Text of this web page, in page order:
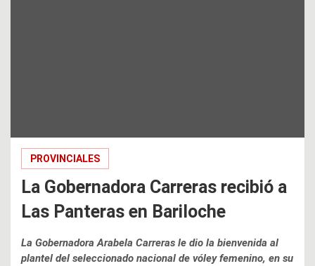
PROVINCIALES
La Gobernadora Carreras recibió a
Las Panteras en Bariloche
La Gobernadora Arabela Carreras le dio la bienvenida al
plantel del seleccionado nacional de vóley femenino, en su